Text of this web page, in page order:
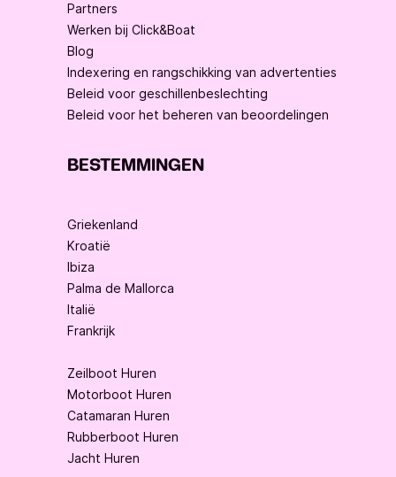
Partners
Werken bij Click&Boat
Blog
Indexering en rangschikking van advertenties
Beleid voor geschillenbeslechting
Beleid voor het beheren van beoordelingen
BESTEMMINGEN
Griekenland
Kroatië
Ibiza
Palma de Mallorca
Italië
Frankrijk
Zeilboot Huren
Motorboot Huren
Catamaran Huren
Rubberboot Huren
Jacht Huren